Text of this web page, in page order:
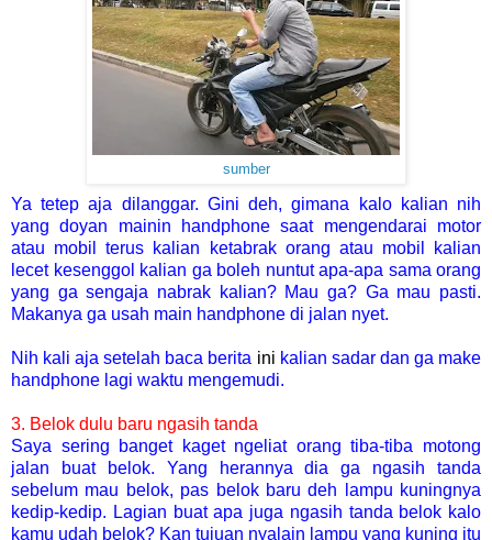
sumber
Ya tetep aja dilanggar. Gini deh, gimana kalo kalian nih
yang doyan mainin handphone saat mengendarai motor
atau mobil terus kalian ketabrak orang atau mobil kalian
lecet kesenggol kalian ga boleh nuntut apa-apa sama orang
yang ga sengaja nabrak kalian? Mau ga? Ga mau pasti.
Makanya ga usah main handphone di jalan nyet.
Nih kali aja setelah baca berita ini kalian sadar dan ga make
handphone lagi waktu mengemudi.
3. Belok dulu baru ngasih tanda
Saya sering banget kaget ngeliat orang tiba-tiba motong
jalan buat belok. Yang herannya dia ga ngasih tanda
sebelum mau belok, pas belok baru deh lampu kuningnya
kedip-kedip. Lagian buat apa juga ngasih tanda belok kalo
kamu udah belok? Kan tujuan nyalain lampu yang kuning itu